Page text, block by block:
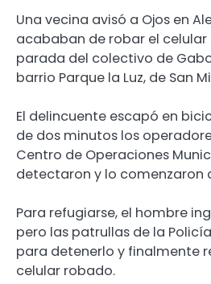
Una vecina avisó a Ojos en
acababan de robar el celular
parada del colectivo de
barrio Parque la Luz, de San
El delincuente escapó en
de dos minutos los
Centro de Operaciones
detectaron y lo comenzaron
Para refugiarse, el hombre
pero las patrullas de la
para detenerlo y finalmente
celular robado.